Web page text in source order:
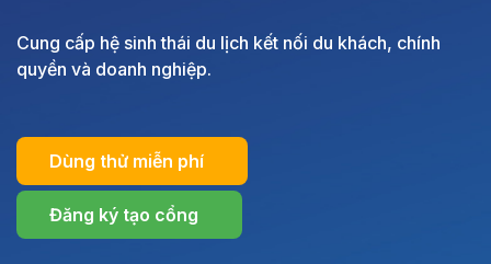
Cung cấp hệ sinh thái du lịch kết nối du khách, chính
quyền và doanh nghiệp.
Dùng thử miễn phí
Đăng ký tạo cổng